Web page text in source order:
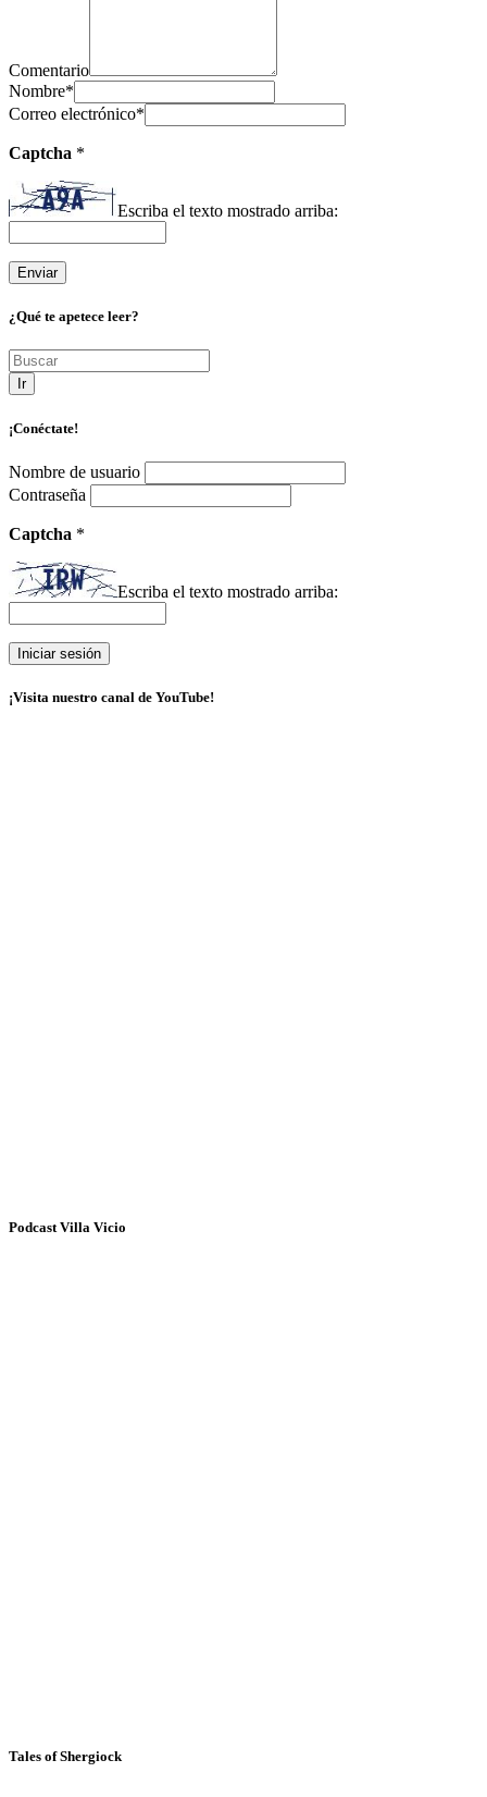
Comentario
Nombre*
Correo electrónico*
Captcha *
Escriba el texto mostrado arriba:
¿Qué te apetece leer?
Ir
¡Conéctate!
Nombre de usuario
Contraseña
Captcha *
Escriba el texto mostrado arriba:
¡Visita nuestro canal de YouTube!
Podcast Villa Vicio
Tales of Shergiock